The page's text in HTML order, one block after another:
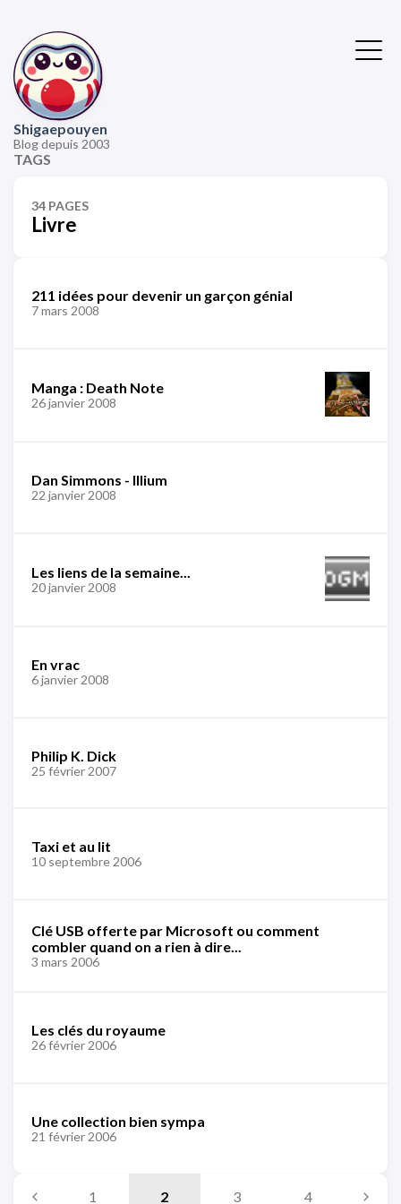
Shigaepouyen
Blog depuis 2003
TAGS
34 PAGES
Livre
211 idées pour devenir un garçon génial
7 mars 2008
Manga : Death Note
26 janvier 2008
Dan Simmons - Illium
22 janvier 2008
Les liens de la semaine...
20 janvier 2008
En vrac
6 janvier 2008
Philip K. Dick
25 février 2007
Taxi et au lit
10 septembre 2006
Clé USB offerte par Microsoft ou comment
combler quand on a rien à dire...
3 mars 2006
Les clés du royaume
26 février 2006
Une collection bien sympa
21 février 2006
1 2 3 4